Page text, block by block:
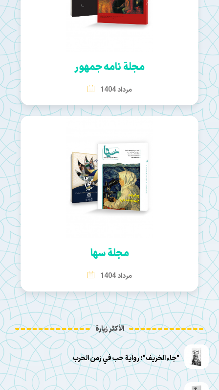
مجلة نامه جمهور
مرداد 1404
مجلة سها
مرداد 1404
الأكثر زيارة
"جاء الخريف": رواية حب في زمن الحرب